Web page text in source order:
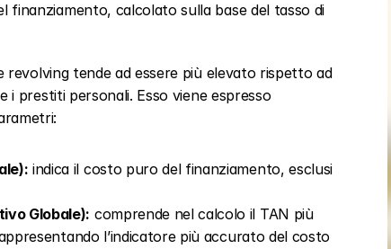
finanziamento, calcolato sulla base del tasso di
revolving tende ad essere più elevato rispetto ad
prestiti personali. Esso viene espresso
indica il costo puro del finanziamento, esclusi
Globale): comprende nel calcolo il TAN più
l’indicatore più accurato del costo